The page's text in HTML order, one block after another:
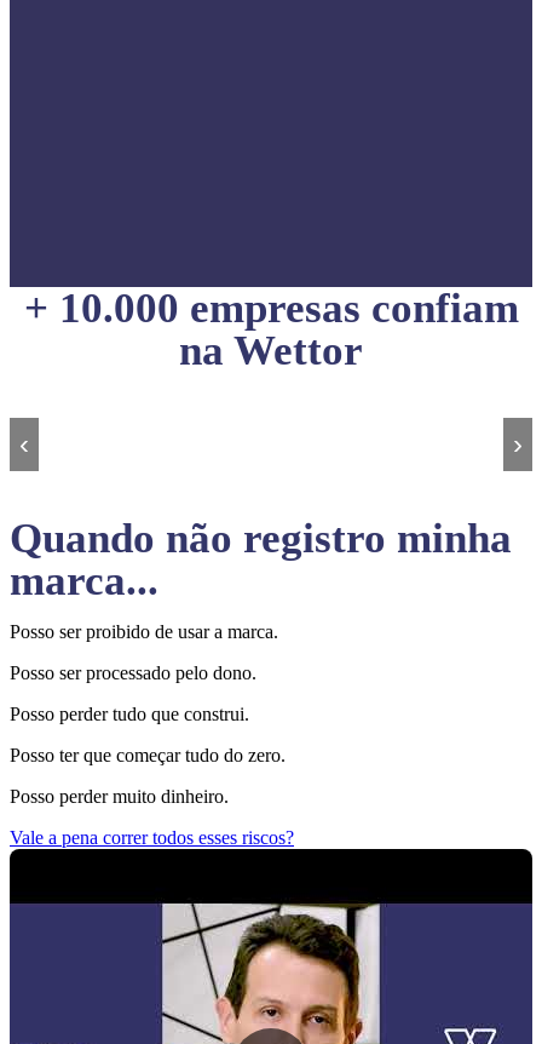
+ 10.000 empresas confiam
na Wettor
‹ ›
Quando não registro minha
marca...
Posso ser proibido de usar a marca.
Posso ser processado pelo dono.
Posso perder tudo que construi.
Posso ter que começar tudo do zero.
Posso perder muito dinheiro.
Vale a pena correr todos esses riscos?